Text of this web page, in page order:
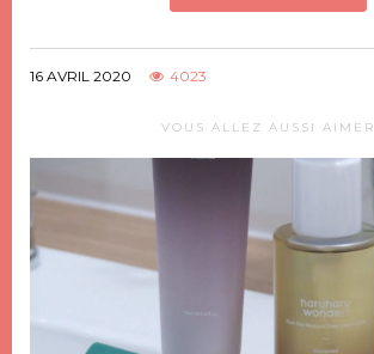
16 AVRIL 2020 4023
VOUS ALLEZ AUSSI AIMER